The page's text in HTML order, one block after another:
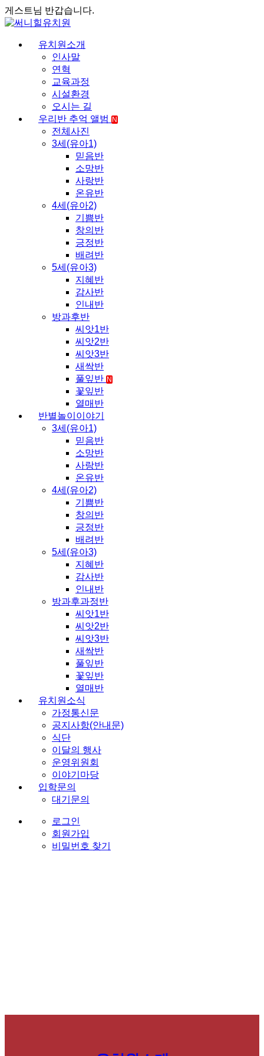
게스트님 반갑습니다.
유치원소개
인사말
연혁
교육과정
시설환경
오시는 길
우리반 추억 앨범
N
전체사진
3세(유아1)
믿음반
소망반
사랑반
온유반
4세(유아2)
기쁨반
창의반
긍정반
배려반
5세(유아3)
지혜반
감사반
인내반
방과후반
씨앗1반
씨앗2반
씨앗3반
새싹반
풀잎반 N
꽃잎반
열매반
반별놀이이야기
3세(유아1)
믿음반
소망반
사랑반
온유반
4세(유아2)
기쁨반
창의반
긍정반
배려반
5세(유아3)
지혜반
감사반
인내반
방과후과정반
씨앗1반
씨앗2반
씨앗3반
새싹반
풀잎반
꽃잎반
열매반
유치원소식
가정통신문
공지사항(안내문)
식단
이달의 행사
운영위원회
이야기마당
입학문의
대기문의
로그인
회원가입
비밀번호 찾기